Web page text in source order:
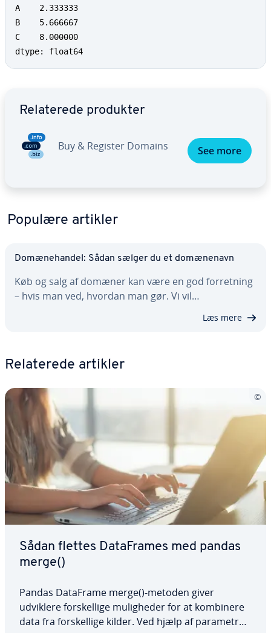
A    2.333333
B    5.666667
C    8.000000
dtype: float64
Re­la­te­re­de produkter
Buy & Register Domains See more
Populære artikler
Do­mæ­ne­han­del: Sådan sælger du et do­mæ­ne­navn
Køb og salg af domæner kan være en god for­ret­ning
– hvis man ved, hvordan man gør. Vi vil…
Læs mere
Re­la­te­re­de artikler
Sådan flettes Da­ta­F­ra­mes med pandas
merge()
Pandas DataFrame merge()-metoden giver
udviklere for­skel­li­ge mu­lig­he­der for at kombinere
data fra for­skel­li­ge kilder. Ved hjælp af parametre